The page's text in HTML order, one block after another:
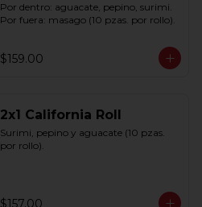
Por dentro: aguacate, pepino, surimi.
Por fuera: masago (10 pzas. por rollo).
$159.00
2x1 California Roll
Surimi, pepino y aguacate (10 pzas.
por rollo).
$157.00